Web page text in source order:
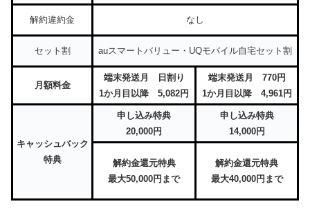
解約違約金 なし
セット割 auスマートバリュー・UQモバイル自宅セット割
月額料金
端末発送月 日割り
1か月目以降 5,082円
端末発送月 770円
1か月目以降 4,961円
キャッシュバック
特典
申し込み特典
20,000円
申し込み特典
14,000円
解約金還元特典
最大50,000円まで
解約金還元特典
最大40,000円まで